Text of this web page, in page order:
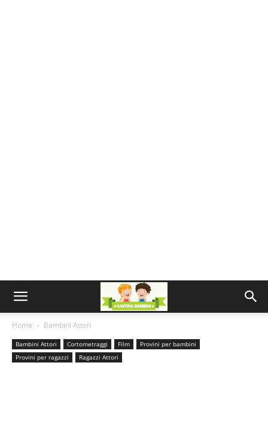
Home Bambini Attori
Bambini Attori Cortometraggi Film
Provini per bambini
Provini per ragazzi
Ragazzi Attori